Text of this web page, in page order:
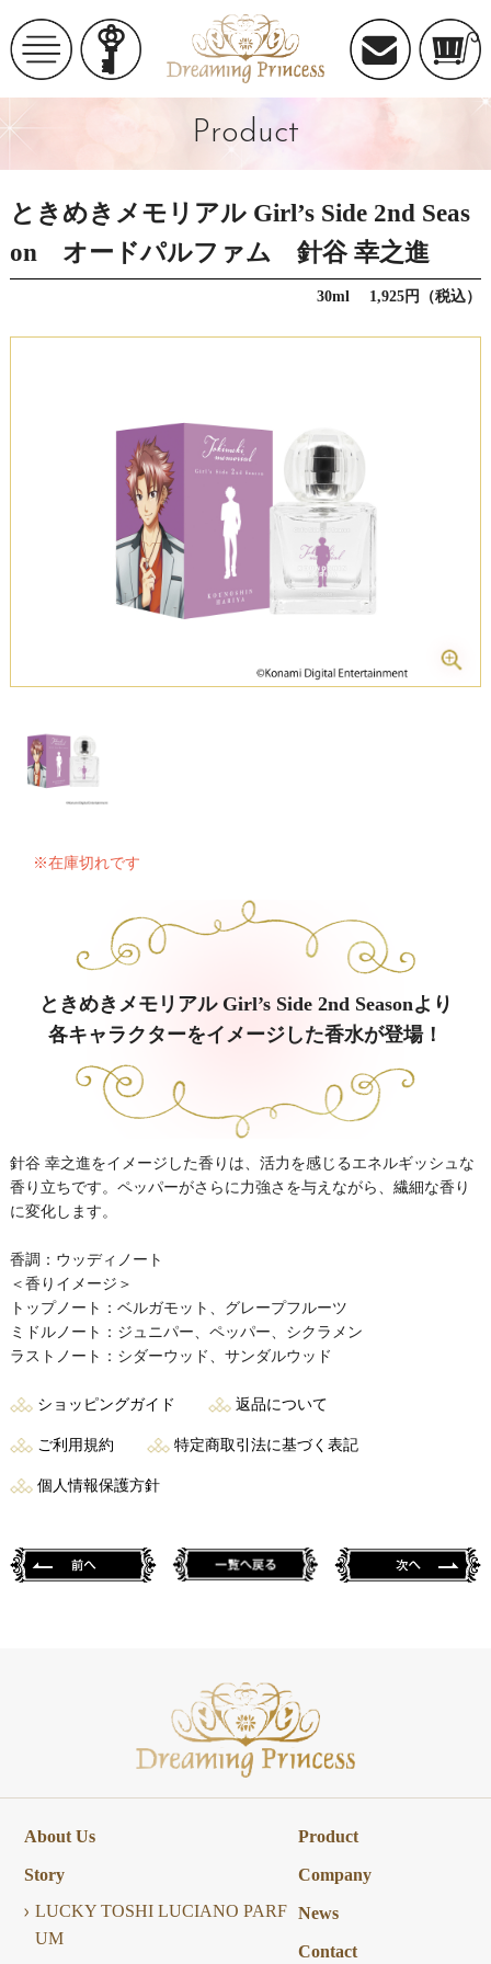
Product
ときめきメモリアル Girl’s Side 2nd Seas
on オードパルファム 針谷 幸之進
30ml 1,925円（税込）
※在庫切れです
ときめきメモリアル Girl’s Side 2nd Seasonより
各キャラクターをイメージした香水が登場！
針谷 幸之進をイメージした香りは、活力を感じるエネルギッシュな
香り立ちです。ペッパーがさらに力強さを与えながら、繊細な香り
に変化します。
香調：ウッディノート
＜香りイメージ＞
トップノート：ベルガモット、グレープフルーツ
ミドルノート：ジュニパー、ペッパー、シクラメン
ラストノート：シダーウッド、サンダルウッド
ショッピングガイド 返品について
ご利用規約 特定商取引法に基づく表記
個人情報保護方針
About Us
Story
LUCKY TOSHI LUCIANO PARF
UM
Product
Company
News
Contact